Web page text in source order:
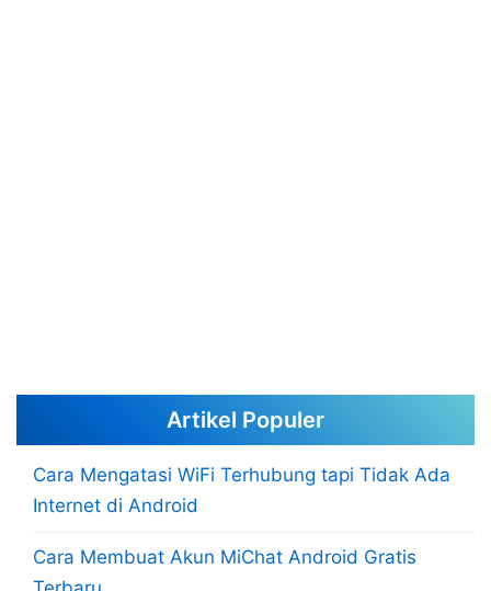
Artikel Populer
Cara Mengatasi WiFi Terhubung tapi Tidak Ada
Internet di Android
Cara Membuat Akun MiChat Android Gratis